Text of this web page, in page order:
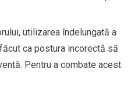
utilizarea îndelungată a
ca postura incorectă să
Pentru a combate acest